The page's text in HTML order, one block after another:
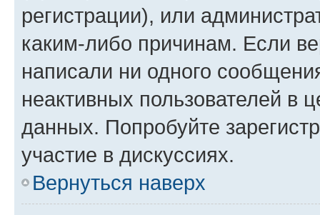
регистрации), или
каким-либо причинам. Если
написали ни одного
неактивных пользователей в
данных. Попробуйте
участие в дискуссиях.
Вернуться наверх